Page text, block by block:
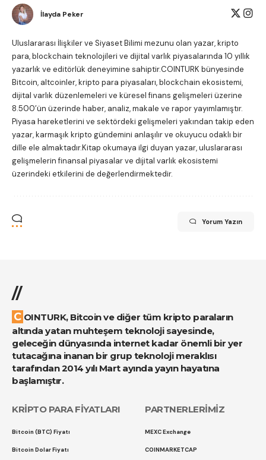
İlayda Peker
Uluslararası İlişkiler ve Siyaset Bilimi mezunu olan yazar, kripto
para, blockchain teknolojileri ve dijital varlık piyasalarında 10 yıllık
yazarlık ve editörlük deneyimine sahiptir.COINTURK bünyesinde
Bitcoin, altcoinler, kripto para piyasaları, blockchain ekosistemi,
dijital varlık düzenlemeleri ve küresel finans gelişmeleri üzerine
8.500’ün üzerinde haber, analiz, makale ve rapor yayımlamıştır.
Piyasa hareketlerini ve sektördeki gelişmeleri yakından takip eden
yazar, karmaşık kripto gündemini anlaşılır ve okuyucu odaklı bir
dille ele almaktadır.Kitap okumaya ilgi duyan yazar, uluslararası
gelişmelerin finansal piyasalar ve dijital varlık ekosistemi
üzerindeki etkilerini de değerlendirmektedir.
Yorum Yazın
//
COINTURK, Bitcoin ve diğer tüm kripto paraların
altında yatan muhteşem teknoloji sayesinde,
geleceğin dünyasında internet kadar önemli bir yer
tutacağına inanan bir grup teknoloji meraklısı
tarafından 2014 yılı Mart ayında yayın hayatına
başlamıştır.
KRİPTO PARA FİYATLARI
Bitcoin (BTC) Fiyatı
Bitcoin Dolar Fiyatı
PARTNERLERİMİZ
MEXC Exchange
COINMARKETCAP